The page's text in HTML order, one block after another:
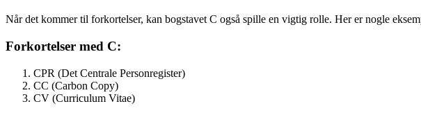
Når det kommer til forkortelser, kan bogstavet C også spille en vigtig rolle. Her er nogle
Forkortelser med C:
CPR (Det Centrale Personregister)
CC (Carbon Copy)
CV (Curriculum Vitae)